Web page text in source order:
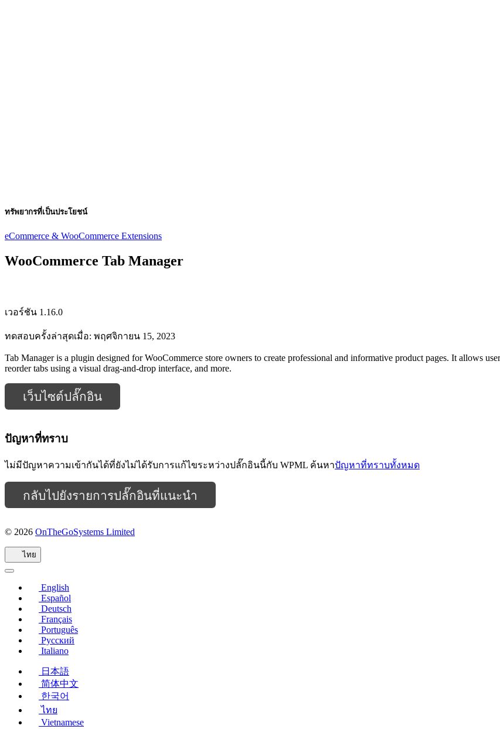
ทรัพยากรที่เป็นประโยชน์
eCommerce & WooCommerce Extensions
WooCommerce Tab Manager
เวอร์ชัน 1.16.0
ทดสอบครั้งล่าสุดเมื่อ: พฤศจิกายน 15, 2023
Tab Manager is a plugin designed for WooCommerce store owners to create professional and informative product pages. It allows
reorder tabs using a visual drag-and-drop interface, and more.
เว็บไซต์ปลั๊กอิน
ปัญหาที่ทราบ
ไม่มีปัญหาความเข้ากันได้ที่ยังไม่ได้รับการแก้ไขระหว่างปลั๊กอินนี้กับ WPML ค้นหาปัญหาที่ทราบทั้งหมด
กลับไปยังรายการปลั๊กอินที่แนะนำ
© 2026 OnTheGoSystems Limited(เปิด
ไทย
English
Español
Deutsch
Français
Português
Русский
Italiano
日本語
简体中文
한국어
ไทย
Vietnamese